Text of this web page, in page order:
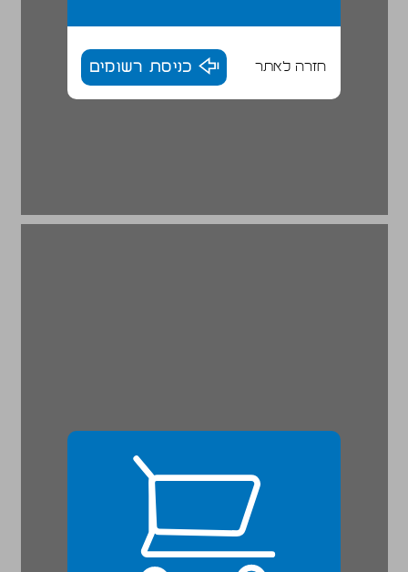
חזרה לאתר כניסת רשומים